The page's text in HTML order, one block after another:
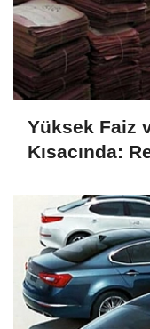
Yüksek Faiz
Kısacında: